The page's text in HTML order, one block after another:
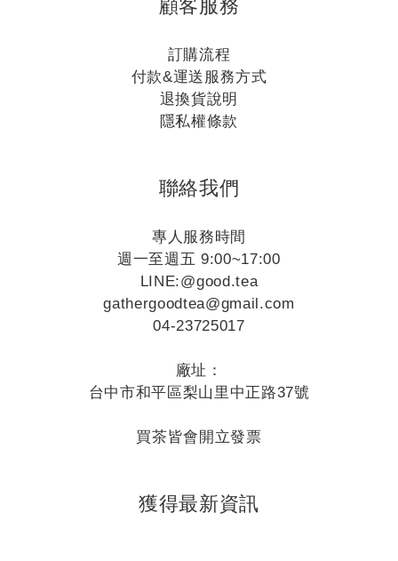
顧客服務
訂購流程
付款&運送服務方式
退換貨說明
隱私權條款
聯絡我們
專人服務時間
週一至週五 9:00~17:00
LINE:@good.tea
gathergoodtea@gmail.com
04-23725017
廠址：
台中市和平區梨山里中正路37號
買茶皆會開立發票
獲得最新資訊